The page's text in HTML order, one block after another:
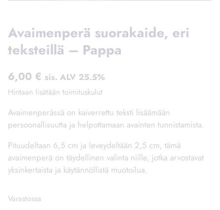
Avaimenperä suorakaide, eri
teksteillä – Pappa
6,00 € sis. ALV 25.5%
Hintaan lisätään toimituskulut
Avaimenperässä on kaiverrettu teksti lisäämään
persoonallisuutta ja helpottamaan avainten tunnistamista.
Pituudeltaan 6,5 cm ja leveydeltään 2,5 cm, tämä
avaimenperä on täydellinen valinta niille, jotka arvostavat
yksinkertaista ja käytännöllistä muotoilua.
Varastossa